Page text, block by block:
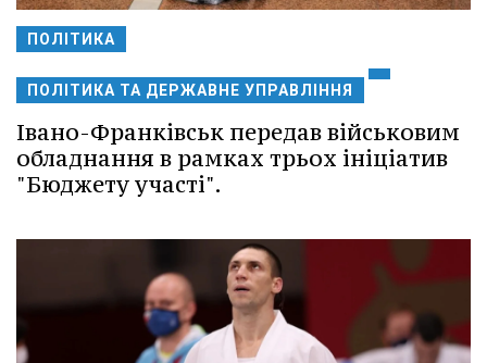
ПОЛІТИКА
ПОЛІТИКА ТА ДЕРЖАВНЕ УПРАВЛІННЯ
Івано-Франківськ передав військовим
обладнання в рамках трьох ініціатив
"Бюджету участі".